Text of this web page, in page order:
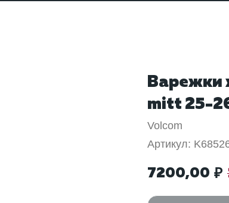
Варежки
mitt 25-
Volcom
Артикул:
7200,00 ₽